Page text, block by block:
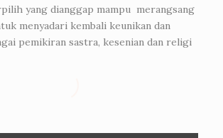
yang dianggap mampu merangsang
menyadari kembali keunikan dan
pemikiran sastra, kesenian dan religi